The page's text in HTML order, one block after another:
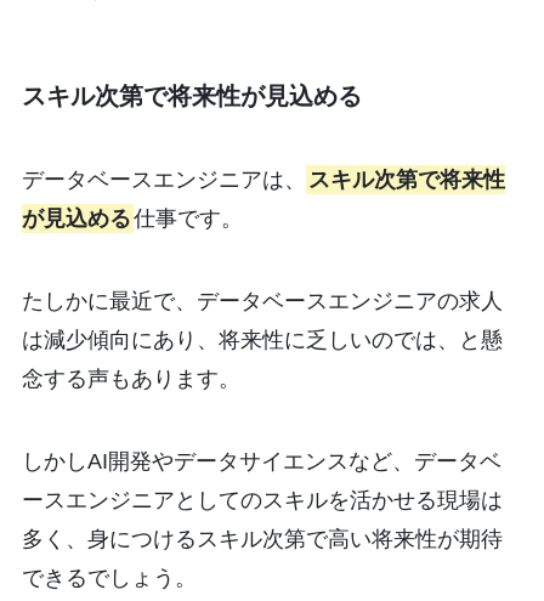
スキル次第で将来性が見込める
データベースエンジニアは、
スキル次第で将来性
が見込める仕事です。
たしかに最近で、データベースエンジニアの求人
は減少傾向にあり、将来性に乏しいのでは、と懸
念する声もあります。
しかしAI開発やデータサイエンスなど、データベ
ースエンジニアとしてのスキルを活かせる現場は
多く、身につけるスキル次第で高い将来性が期待
できるでしょう。